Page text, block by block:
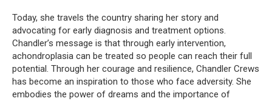
Today, she travels the country sharing her story and
advocating for early diagnosis and treatment options.
Chandler’s message is that through early intervention,
achondroplasia can be treated so people can reach their full
potential. Through her courage and resilience, Chandler Crews
has become an inspiration to those who face adversity. She
embodies the power of dreams and the importance of